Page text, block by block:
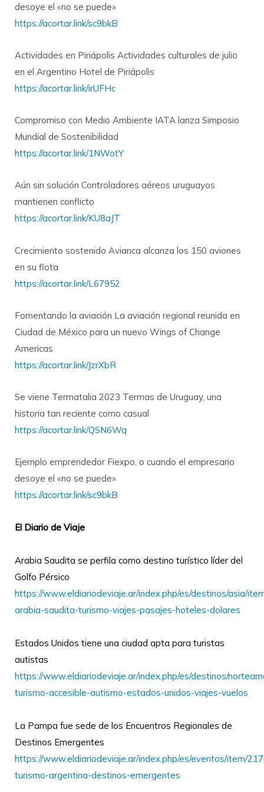
desoye el «no se puede»
https://acortar.link/sc9bkB
Actividades en Piriápolis Actividades culturales de julio
en el Argentino Hotel de Piriápolis
https://acortar.link/irUFHc
Compromiso con Medio Ambiente IATA lanza Simposio
Mundial de Sostenibilidad
https://acortar.link/1NWotY
Aún sin solución Controladores aéreos uruguayos
mantienen conflicto
https://acortar.link/KU8aJT
Crecimiento sostenido Avianca alcanza los 150 aviones
en su flota
https://acortar.link/L67952
Fomentando la aviación La aviación regional reunida en
Ciudad de México para un nuevo Wings of Change
Americas
https://acortar.link/JzrXbR
Se viene Termatalia 2023 Termas de Uruguay, una
historia tan reciente como casual
https://acortar.link/QSN6Wq
Ejemplo emprendedor Fiexpo, o cuando el empresario
desoye el «no se puede»
https://acortar.link/sc9bkB
El Diario de Viaje
Arabia Saudita se perfila como destino turístico líder del
Golfo Pérsico
https://www.eldiariodeviaje.ar/index.php/es/destinos/asia/
arabia-saudita-turismo-viajes-pasajes-hoteles-dolares
Estados Unidos tiene una ciudad apta para turistas
autistas
https://www.eldiariodeviaje.ar/index.php/es/destinos/
turismo-accesible-autismo-estados-unidos-viajes-vuelos
La Pampa fue sede de los Encuentros Regionales de
Destinos Emergentes
https://www.eldiariodeviaje.ar/index.php/es/eventos/item/
turismo-argentina-destinos-emergentes